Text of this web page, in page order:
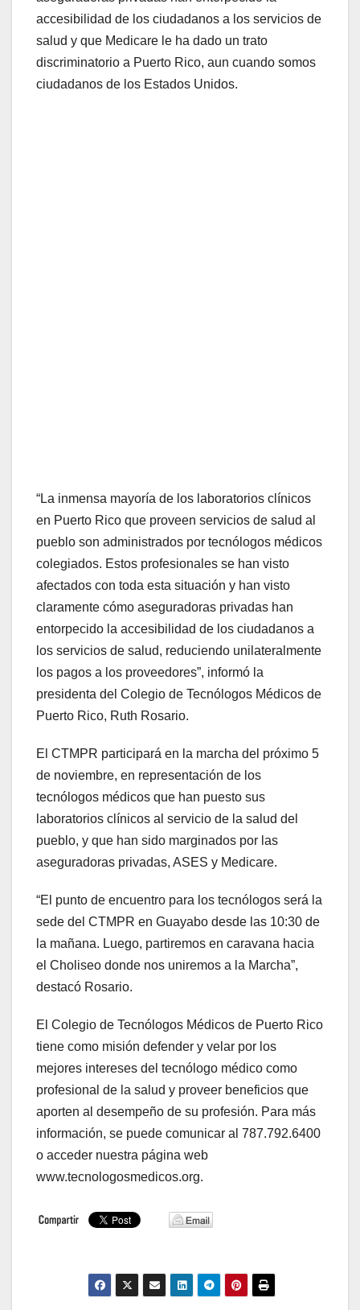
accesibilidad de los ciudadanos a los servicios de
salud y que Medicare le ha dado un trato
discriminatorio a Puerto Rico, aun cuando somos
ciudadanos de los Estados Unidos.
“La inmensa mayoría de los laboratorios clínicos
en Puerto Rico que proveen servicios de salud al
pueblo son administrados por tecnólogos médicos
colegiados. Estos profesionales se han visto
afectados con toda esta situación y han visto
claramente cómo aseguradoras privadas han
entorpecido la accesibilidad de los ciudadanos a
los servicios de salud, reduciendo unilateralmente
los pagos a los proveedores”, informó la
presidenta del Colegio de Tecnólogos Médicos de
Puerto Rico, Ruth Rosario.
El CTMPR participará en la marcha del próximo 5
de noviembre, en representación de los
tecnólogos médicos que han puesto sus
laboratorios clínicos al servicio de la salud del
pueblo, y que han sido marginados por las
aseguradoras privadas, ASES y Medicare.
“El punto de encuentro para los tecnólogos será la
sede del CTMPR en Guayabo desde las 10:30 de
la mañana. Luego, partiremos en caravana hacia
el Choliseo donde nos uniremos a la Marcha”,
destacó Rosario.
El Colegio de Tecnólogos Médicos de Puerto Rico
tiene como misión defender y velar por los
mejores intereses del tecnólogo médico como
profesional de la salud y proveer beneficios que
aporten al desempeño de su profesión. Para más
información, se puede comunicar al 787.792.6400
o acceder nuestra página web
www.tecnologosmedicos.org.